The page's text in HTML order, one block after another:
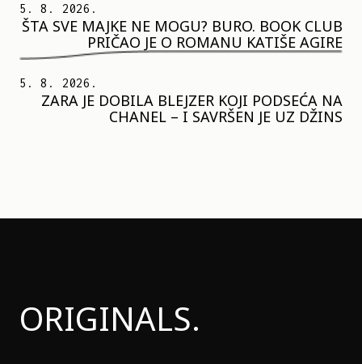
5. 8. 2026.
ŠTA SVE MAJKE NE MOGU? BURO. BOOK CLUB
PRIČAO JE O ROMANU KATIŠE AGIRE
5. 8. 2026.
ZARA JE DOBILA BLEJZER KOJI PODSEĆA NA
CHANEL – I SAVRŠEN JE UZ DŽINS
ORIGINALS.